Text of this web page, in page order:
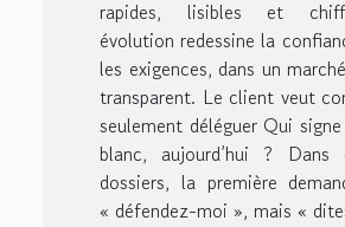
rapides, lisibles et
évolution redessine la
les exigences, dans un
transparent. Le client veut
seulement déléguer Qui
blanc, aujourd’hui ? Dans
dossiers, la première
« défendez-moi », mais «